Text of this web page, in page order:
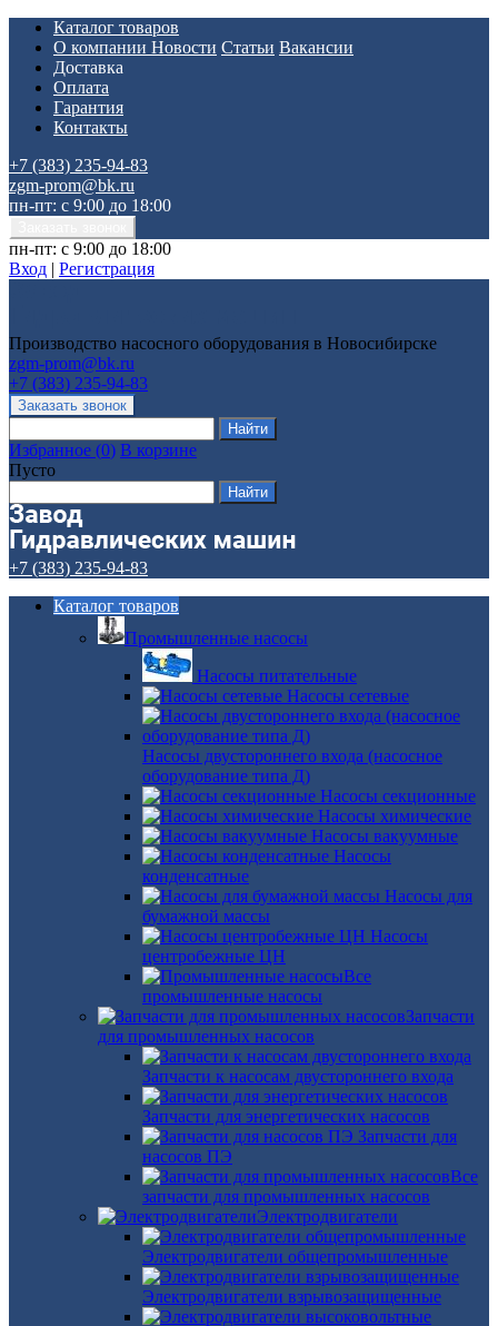
Каталог товаров
О компании Новости Статьи Вакансии
Доставка
Оплата
Гарантия
Контакты
+7 (383) 235-94-83
zgm-prom@bk.ru
пн-пт: с 9:00 до 18:00
пн-пт: с 9:00 до 18:00
Вход | Регистрация
Производство насосного оборудования в Новосибирске
zgm-prom@bk.ru
+7 (383) 235-94-83
Избранное (0) В корзине
Пусто
+7 (383) 235-94-83
Каталог товаров
Промышленные насосы
Насосы питательные
Насосы сетевые
Насосы двустороннего входа (насосное
оборудование типа Д)
Насосы секционные
Насосы химические
Насосы вакуумные
Насосы
конденсатные
Насосы для
бумажной массы
Насосы
центробежные ЦН
Все
промышленные насосы
Запчасти
для промышленных насосов
Запчасти к насосам двустороннего входа
Запчасти для энергетических насосов
Запчасти для
насосов ПЭ
Все
запчасти для промышленных насосов
Электродвигатели
Электродвигатели общепромышленные
Электродвигатели взрывозащищенные